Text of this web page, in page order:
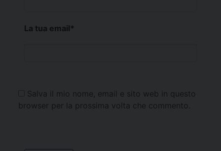
La tua email*
Salva il mio nome, email e sito web in questo
browser per la prossima volta che commento.